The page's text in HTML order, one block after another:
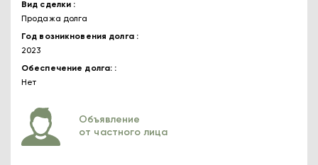
Вид сделки
Продажа долга
Год возникновения долга
2023
Обеспечение долга:
Нет
Объявление
от частного лица